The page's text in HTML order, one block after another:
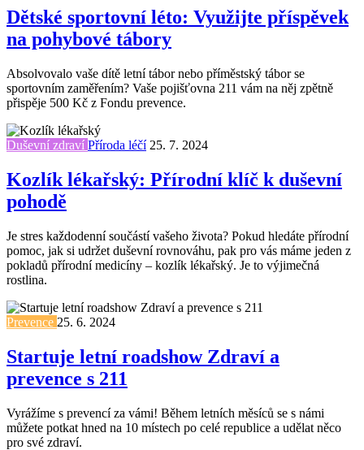
Dětské sportovní léto: Využijte příspěvek
na pohybové tábory
Absolvovalo vaše dítě letní tábor nebo příměstský tábor se
sportovním zaměřením? Vaše pojišťovna 211 vám na něj zpětně
přispěje 500 Kč z Fondu prevence.
Duševní zdraví Příroda léčí 25. 7. 2024
Kozlík lékařský: Přírodní klíč k duševní
pohodě
Je stres každodenní součástí vašeho života? Pokud hledáte přírodní
pomoc, jak si udržet duševní rovnováhu, pak pro vás máme jeden z
pokladů přírodní medicíny – kozlík lékařský. Je to výjimečná
rostlina.
Prevence 25. 6. 2024
Startuje letní roadshow Zdraví a
prevence s 211
Vyrážíme s prevencí za vámi! Během letních měsíců se s námi
můžete potkat hned na 10 místech po celé republice a udělat něco
pro své zdraví.